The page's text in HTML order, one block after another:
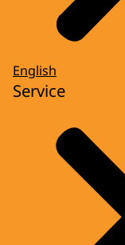
English
Service